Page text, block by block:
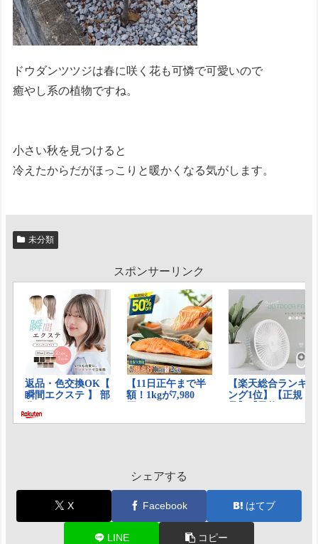
ドウダンツツジは春に咲く花も可憐で可愛いので
癒やし系の植物ですね。
小さい秋を見つけると
冷えたからだがほっこりと暖かくなる気がします。
未分類
スポンサーリンク
シェアする
X Facebook はてブ
LINE コピー